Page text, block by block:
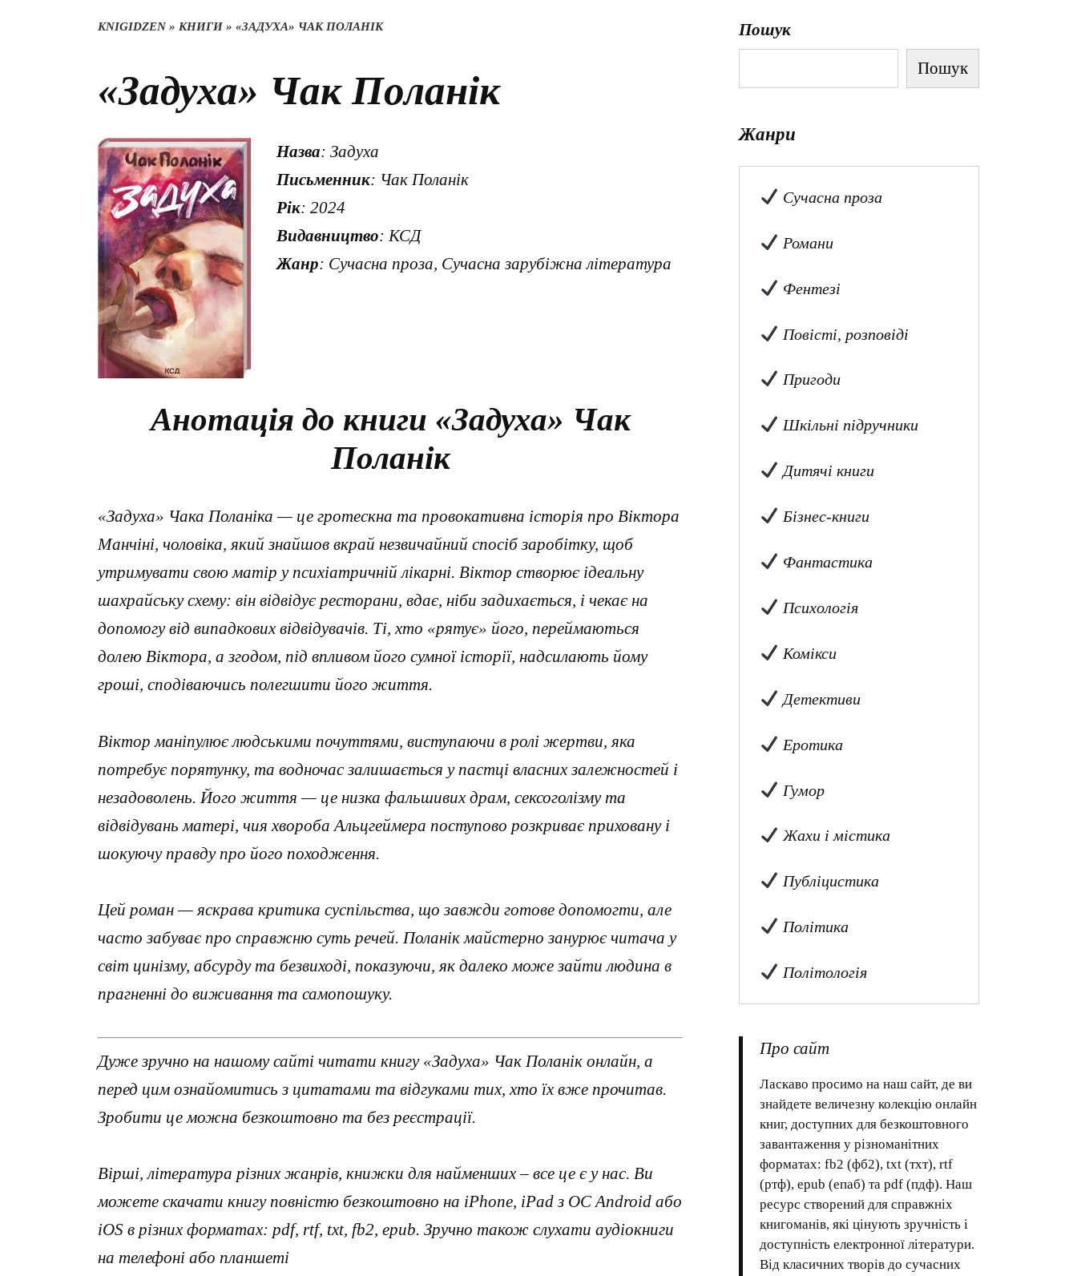
KNIGIDZEN» КНИГИ » «ЗАДУХА» ЧАК ПОЛАНІК
«Задуха» Чак Поланік
Назва: Задуха
Письменник: Чак Поланік
Рік: 2024
Видавництво: КСД
Жанр: Сучасна проза, Сучасна зарубіжна література
Анотація до книги «Задуха» Чак
Поланік
«Задуха» Чака Поланіка — це гротескна та провокативна історія про Віктора
Манчіні, чоловіка, який знайшов вкрай незвичайний спосіб заробітку, щоб
утримувати свою матір у психіатричній лікарні. Віктор створює ідеальну
шахрайську схему: він відвідує ресторани, вдає, ніби задихається, і чекає на
допомогу від випадкових відвідувачів. Ті, хто «рятує» його, переймаються
долею Віктора, а згодом, під впливом його сумної історії, надсилають йому
гроші, сподіваючись полегшити його життя.
Віктор маніпулює людськими почуттями, виступаючи в ролі жертви, яка
потребує порятунку, та водночас залишається у пастці власних залежностей і
незадоволень. Його життя — це низка фальшивих драм, сексоголізму та
відвідувань матері, чия хвороба Альцгеймера поступово розкриває приховану і
шокуючу правду про його походження.
Цей роман — яскрава критика суспільства, що завжди готове допомогти, але
часто забуває про справжню суть речей. Поланік майстерно занурює читача у
світ цинізму, абсурду та безвиході, показуючи, як далеко може зайти людина в
прагненні до виживання та самопошуку.
Дуже зручно на нашому сайті читати книгу «Задуха» Чак Поланік онлайн, а
перед цим ознайомитись з цитатами та відгуками тих, хто їх вже прочитав.
Зробити це можна безкоштовно та без реєстрації.
Вірші, література різних жанрів, книжки для найменших – все це є у нас. Ви
можете скачати книгу повністю безкоштовно на iPhone, iPad з ОС Android або
iOS в різних форматах: pdf, rtf, txt, fb2, epub. Зручно також слухати аудіокниги
на телефоні або планшеті
Пошук
Пошук
Жанри
Сучасна проза
Романи
Фентезі
Повісті, розповіді
Пригоди
Шкільні підручники
Дитячі книги
Бізнес-книги
Фантастика
Психологія
Комікси
Детективи
Еротика
Гумор
Жахи і містика
Публіцистика
Політика
Політологія
Про сайт
Ласкаво просимо на наш сайт, де ви
знайдете величезну колекцію онлайн
книг, доступних для безкоштовного
завантаження у різноманітних
форматах: fb2 (фб2), txt (тхт), rtf
(ртф), epub (епаб) та pdf (пдф). Наш
ресурс створений для справжніх
книгоманів, які цінують зручність і
доступність електронної літератури.
Від класичних творів до сучасних